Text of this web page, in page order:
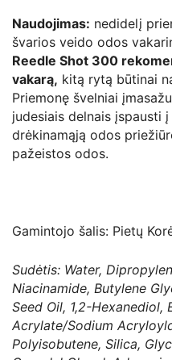
Naudojimas: nedidelį
švarios veido odos
Reedle Shot 300
vakarą, kitą rytą būtinai
Priemonę švelniai
judesiais delnais įspausti
drėkinamąją odos
pažeistos odos.
Gamintojo šalis: Pietų
Sudėtis: Water,
Niacinamide, Butylene
Seed Oil, 1,2-Hexanediol,
Acrylate/Sodium
Polyisobutene, Silica,